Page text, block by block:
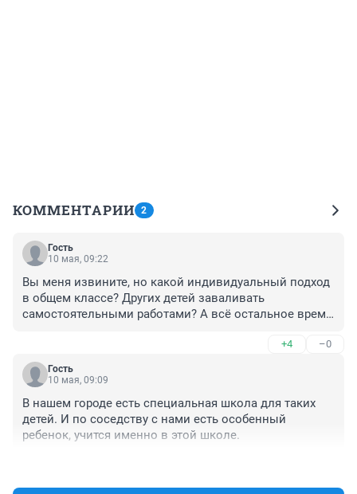
КОММЕНТАРИИ 2
Гость
10 мая, 09:22
Вы меня извините, но какой индивидуальный подход
в общем классе? Других детей заваливать
самостоятельными работами? А всё остальное время
учеба? У нас в школах итак обучение хромает.+4 –0
Гость
10 мая, 09:09
В нашем городе есть специальная школа для таких
детей. И по соседству с нами есть особенный
ребенок, учится именно в этой школе.